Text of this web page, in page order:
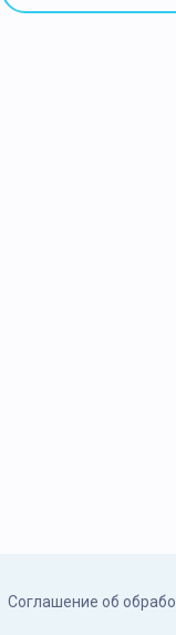
Соглашение об